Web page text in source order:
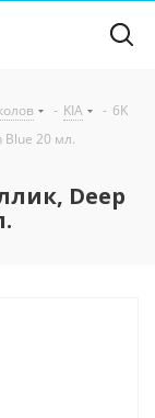
- KIA - 6K
Blue 20 мл.
Deep